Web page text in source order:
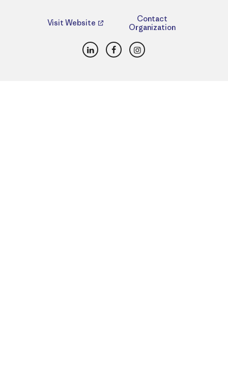
Visit Website
Contact
Organization
LinkedInFacebookInstagram